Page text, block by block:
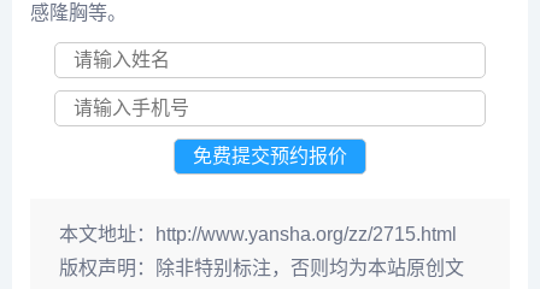
感隆胸等。
本文地址：
http://www.yansha.org/zz/2715.html
版权声明：
除非特别标注，否则均为本站原创文